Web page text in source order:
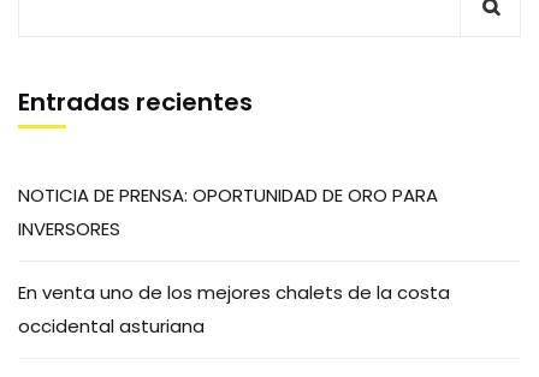
Entradas recientes
NOTICIA DE PRENSA: OPORTUNIDAD DE ORO PARA
INVERSORES
En venta uno de los mejores chalets de la costa
occidental asturiana